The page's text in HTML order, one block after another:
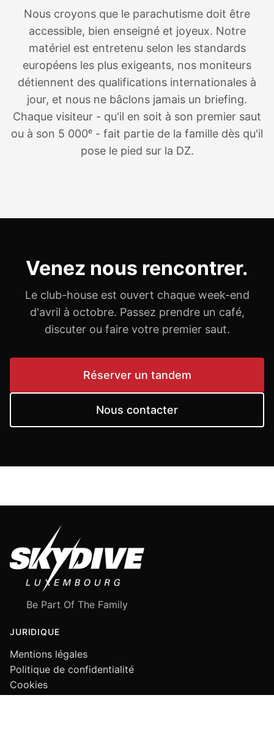
Nous croyons que le parachutisme doit être
accessible, bien enseigné et joyeux. Notre
matériel est entretenu selon les standards
européens les plus exigeants, nos moniteurs
détiennent des qualifications internationales à
jour, et nous ne bâclons jamais un briefing.
Chaque visiteur - qu'il en soit à son premier saut
ou à son 5 000ᵉ - fait partie de la famille dès qu'il
pose le pied sur la DZ.
Venez nous rencontrer.
Le club-house est ouvert chaque week-end
d'avril à octobre. Passez prendre un café,
discuter ou faire votre premier saut.
Réserver un tandem
Nous contacter
Be Part Of The Family
JURIDIQUE
Mentions légales
Politique de confidentialité
Cookies